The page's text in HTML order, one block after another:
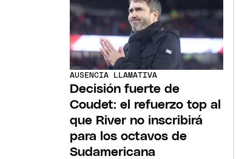
AUSENCIA LLAMATIVA
Decisión fuerte de
Coudet: el refuerzo top al
que River no inscribirá
para los octavos de
Sudamericana